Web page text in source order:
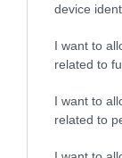
device
I want to
related to
I want to
related to